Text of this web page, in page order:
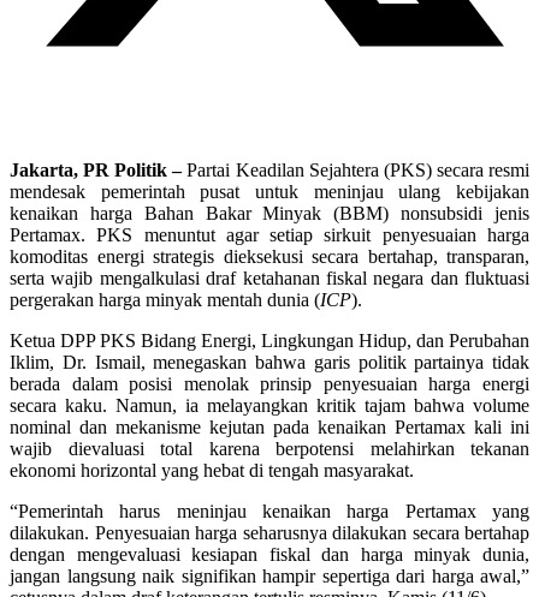
Jakarta, PR Politik –Partai Keadilan Sejahtera (PKS) secara resmi
mendesak pemerintah pusat untuk meninjau ulang kebijakan
kenaikan harga Bahan Bakar Minyak (BBM) nonsubsidi jenis
Pertamax. PKS menuntut agar setiap sirkuit penyesuaian harga
komoditas energi strategis dieksekusi secara bertahap, transparan,
serta wajib mengalkulasi draf ketahanan fiskal negara dan fluktuasi
pergerakan harga minyak mentah dunia (ICP).
Ketua DPP PKS Bidang Energi, Lingkungan Hidup, dan Perubahan
Iklim, Dr. Ismail, menegaskan bahwa garis politik partainya tidak
berada dalam posisi menolak prinsip penyesuaian harga energi
secara kaku. Namun, ia melayangkan kritik tajam bahwa volume
nominal dan mekanisme kejutan pada kenaikan Pertamax kali ini
wajib dievaluasi total karena berpotensi melahirkan tekanan
ekonomi horizontal yang hebat di tengah masyarakat.
“Pemerintah harus meninjau kenaikan harga Pertamax yang
dilakukan. Penyesuaian harga seharusnya dilakukan secara bertahap
dengan mengevaluasi kesiapan fiskal dan harga minyak dunia,
jangan langsung naik signifikan hampir sepertiga dari harga awal,”